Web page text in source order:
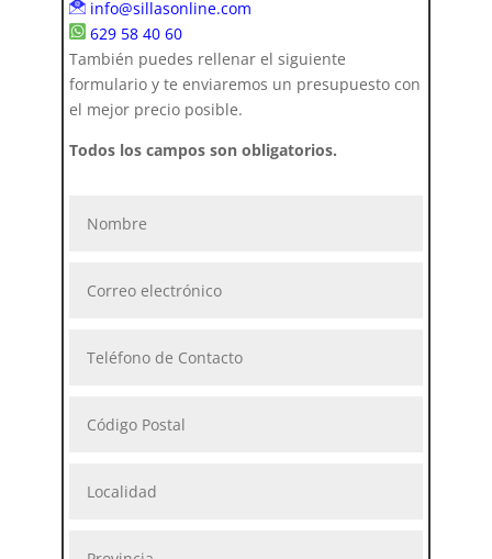
info@sillasonline.com
629 58 40 60
También puedes rellenar el siguiente
formulario y te enviaremos un presupuesto con
el mejor precio posible.
Todos los campos son obligatorios.